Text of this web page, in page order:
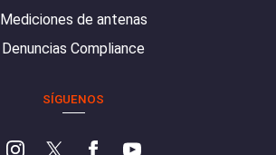
Mediciones de antenas
Denuncias Compliance
SÍGUENOS